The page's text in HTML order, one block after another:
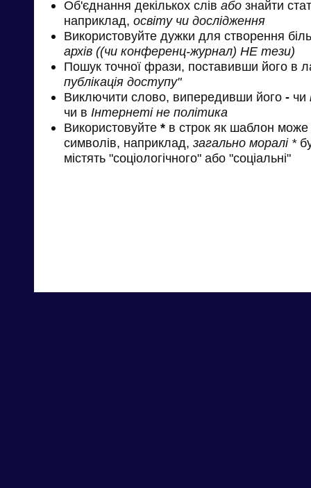
Об'єднання декількох слів або знайти
наприклад, освіту чи дослідження
Використовуйте дужки для створення
архів ((чи конференц-журнал) НЕ тези)
Пошук точної фрази, поставивши його в
публікація доступу"
Виключити слово, випередивши його - чи
чи в Інтернеті не політика
Використовуйте * в строк як шаблон може
символів, наприклад, загально моралі *
містять "соціологічного" або "соціальні"